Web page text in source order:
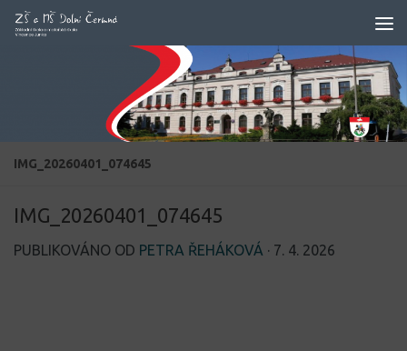
Skip to content
IMG_20260401_074645
IMG_20260401_074645
PUBLIKOVÁNO OD PETRA ŘEHÁKOVÁ · 7. 4. 2026